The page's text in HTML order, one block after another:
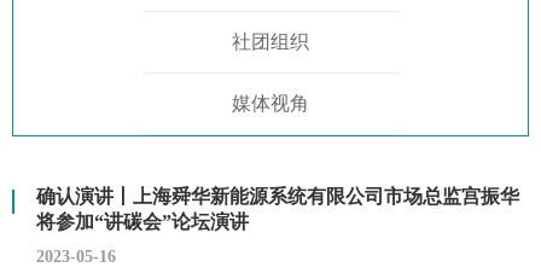
社团组织
媒体视角
确认演讲丨上海舜华新能源系统有限公司市场总监宫振华
将参加“讲碳会”论坛演讲
2023-05-16